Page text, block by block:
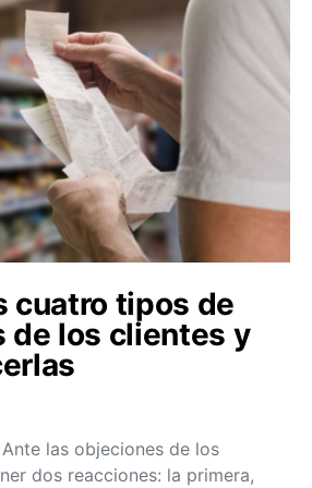
cuatro tipos de
de los clientes y
las objeciones de los
dos reacciones: la primera,